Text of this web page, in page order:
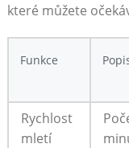
které můžete
Funkce
Rychlost
mletí